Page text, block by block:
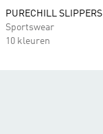
PURECHILL SLIPPERS
Sportswear
10 kleuren